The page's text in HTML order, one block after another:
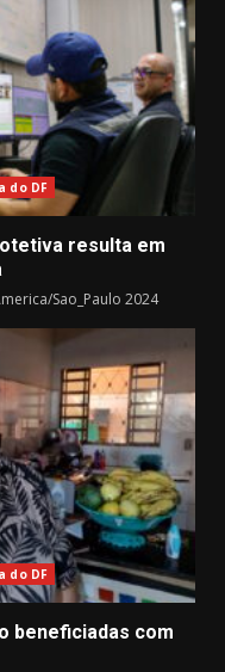
do DF
resulta em
Sao_Paulo 2024
do DF
beneficiadas com